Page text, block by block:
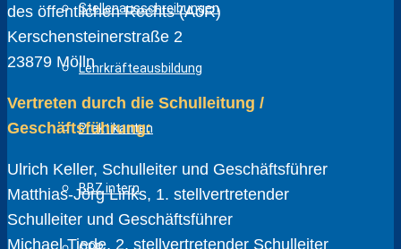
Stellenausschreibungen
Lehrkräfteausbildung
Praktikanten
BBZ intern
des öffentlichen Rechts (AöR)
Kerschensteinerstraße 2
23879 Mölln
Vertreten durch die Schulleitung /
Geschäftsführung:
Ulrich Keller, Schulleiter und Geschäftsführer
Matthias-Jörg Links, 1. stellvertretender
Schulleiter und Geschäftsführer
Michael Tiede, 2. stellvertretender Schulleiter